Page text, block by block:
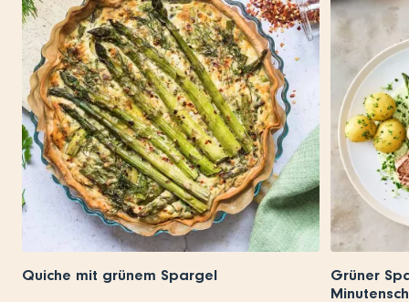
Quiche mit grünem Spargel
Grüner